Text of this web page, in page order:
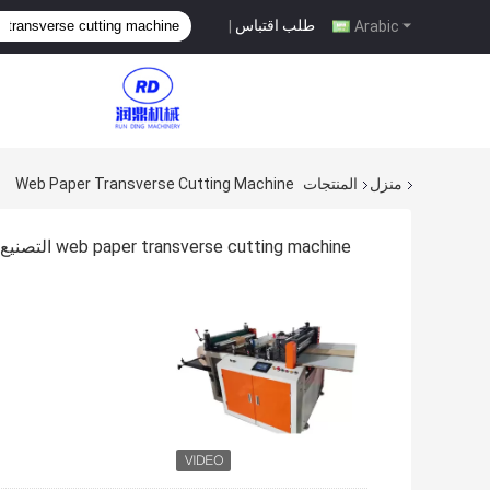
Arabic طلب اقتباس |
منزل المنتجات Web Paper Transverse Cutting Machine
web paper transverse cutting machine التصنيع عبر الإنترنت